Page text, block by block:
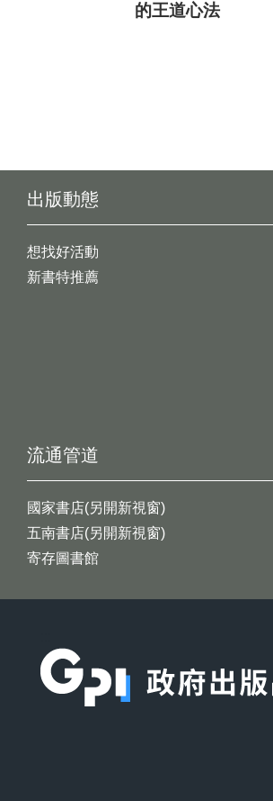
的王道心法
出版動態
想找好活動
新書特推薦
流通管道
國家書店(另開新視窗)
五南書店(另開新視窗)
寄存圖書館